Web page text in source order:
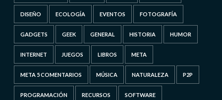
DISEÑO ECOLOGÍA EVENTOS FOTOGRAFÍA
GADGETS GEEK GENERAL HISTORIA HUMOR
INTERNET JUEGOS LIBROS META
META 5 COMENTARIOS MÚSICA NATURALEZA P2P
PROGRAMACIÓN RECURSOS SOFTWARE